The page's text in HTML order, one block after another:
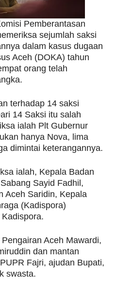
Pemberantasan
sejumlah saksi
dalam kasus dugaan
Aceh (DOKA) tahun
orang telah
terhadap 14 saksi
14 Saksi itu salah
ialah Plt Gubernur
hanya Nova, lima
dimintai keterangannya.
ialah, Kepala Badan
Sayid Fadhil,
Aceh Saridin, Kepala
(Kadispora)
Aceh Mawardi,
dan mantan
Fajri, ajudan Bupati,
swasta.